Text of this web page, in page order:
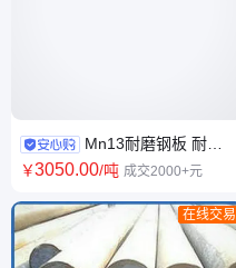
Mn13耐磨钢板 耐磨
板 高锰板 切割零售 高强度超耐
￥3050.00/吨 成交2000+元
在线交易